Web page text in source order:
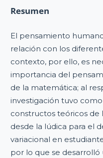
Resumen
El pensamiento
relación con los
contexto, por ello, es
importancia del
de la matemática; al
investigación tuvo
constructos teóricos de
desde la lúdica para el
variacional en
por lo que se